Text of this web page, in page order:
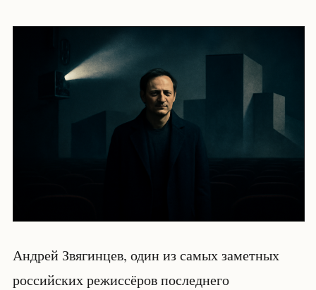
Андрей Звягинцев, один из самых заметных
российских режиссёров последнего